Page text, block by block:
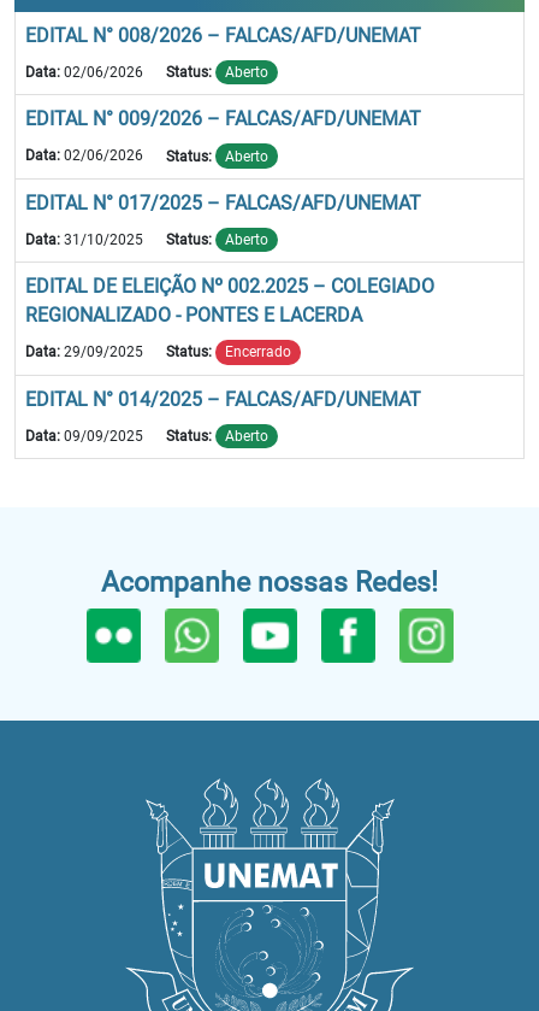
EDITAL N° 008/2026 – FALCAS/AFD/UNEMAT
Data: 02/06/2026 Status: Aberto
EDITAL N° 009/2026 – FALCAS/AFD/UNEMAT
Data: 02/06/2026 Status: Aberto
EDITAL N° 017/2025 – FALCAS/AFD/UNEMAT
Data: 31/10/2025 Status: Aberto
EDITAL DE ELEIÇÃO Nº 002.2025 – COLEGIADO
REGIONALIZADO - PONTES E LACERDA
Data: 29/09/2025 Status: Encerrado
EDITAL N° 014/2025 – FALCAS/AFD/UNEMAT
Data: 09/09/2025 Status: Aberto
Acompanhe nossas Redes!